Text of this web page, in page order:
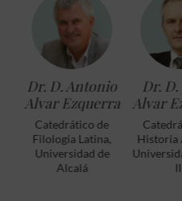
Jaime
de
Carlos
Dr. D. Alberto
Bernabé
Pajares
Catedrático de
Filología Griega,
Universidad